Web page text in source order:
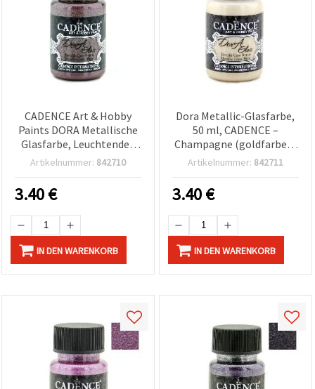
CADENCE Art & Hobby
Paints DORA Metallische
Glasfarbe, Leuchtendes
Bordeauxrot 3157, 50-ml-
Finish für Glas &
dekorative DIY-
Bastelprojekte
Artikelnummer: 842710
3.40€
IN DEN WARENKORB
Dora Metallic-Glasfarbe,
50 ml, CADENCE –
Champagne (goldfarben)
3172, Glitzer-Schimmer-
DIY-Bastelarbeiten
Artikelnummer: 842711
3.40€
IN DEN WARENKORB